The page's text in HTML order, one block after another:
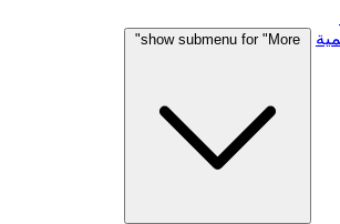
show submenu for "More"